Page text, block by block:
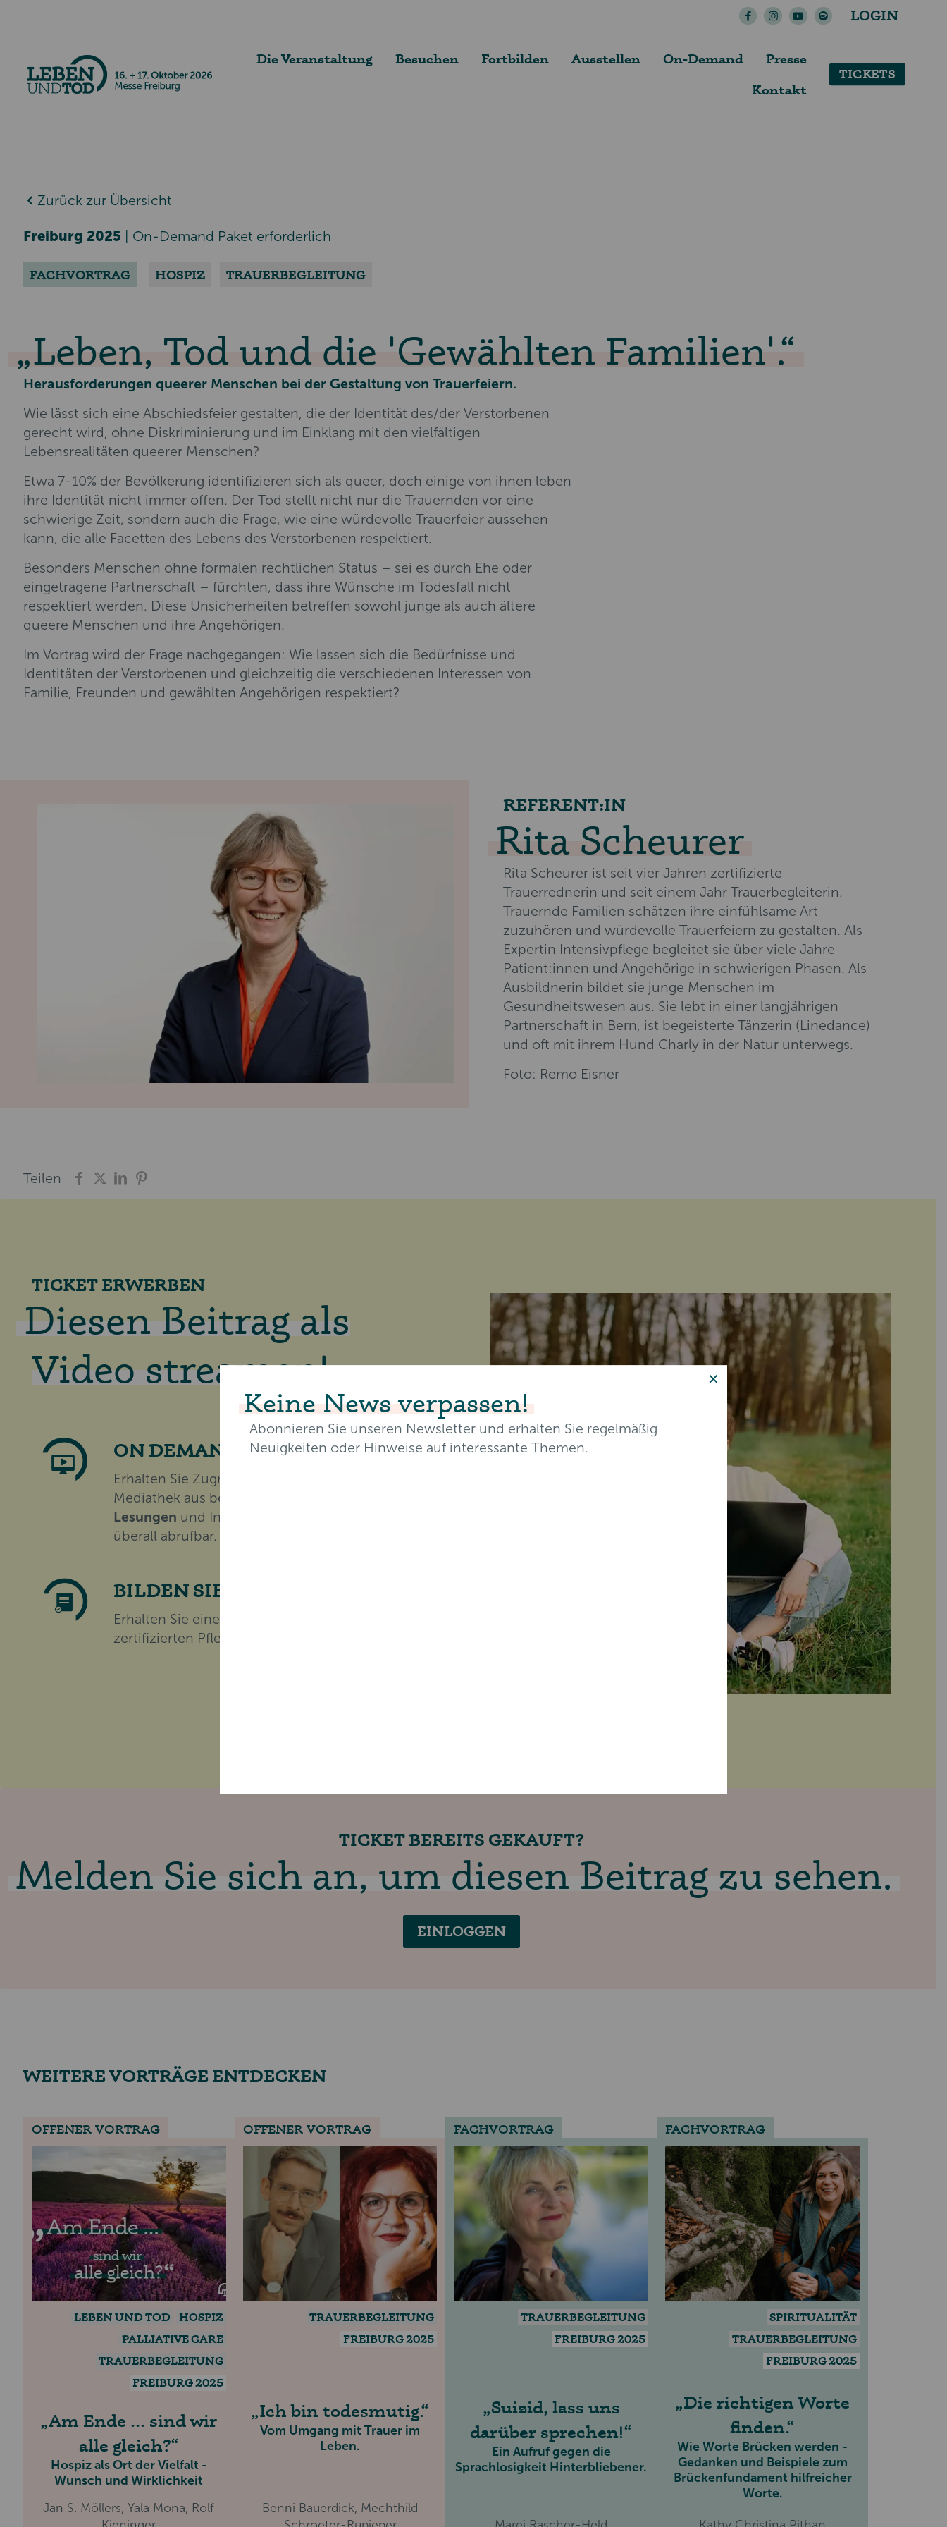
LOGIN
Die Veranstaltung Besuchen Fortbilden Ausstellen On-Demand
Presse
Kontakt
TICKETS
Zurück zur Übersicht
Freiburg 2025 On-Demand Paket erforderlich
FACHVORTRAG HOSPIZ TRAUERBEGLEITUNG
Leben, Tod und die 'Gewählten Familien'.
Herausforderungen queerer Menschen bei der Gestaltung von Trauerfeiern.
Wie lässt sich eine Abschiedsfeier gestalten, die der Identität des/der Verstorbenen
gerecht wird, ohne Diskriminierung und im Einklang mit den vielfältigen
Lebensrealitäten queerer Menschen?
Etwa 7-10% der Bevölkerung identifizieren sich als queer, doch einige von ihnen leben
ihre Identität nicht immer offen. Der Tod stellt nicht nur die Trauernden vor eine
schwierige Zeit, sondern auch die Frage, wie eine würdevolle Trauerfeier aussehen
kann, die alle Facetten des Lebens des Verstorbenen respektiert.
Besonders Menschen ohne formalen rechtlichen Status – sei es durch Ehe oder
eingetragene Partnerschaft – fürchten, dass ihre Wünsche im Todesfall nicht
respektiert werden. Diese Unsicherheiten betreffen sowohl junge als auch ältere
queere Menschen und ihre Angehörigen.
Im Vortrag wird der Frage nachgegangen: Wie lassen sich die Bedürfnisse und
Identitäten der Verstorbenen und gleichzeitig die verschiedenen Interessen von
Familie, Freunden und gewählten Angehörigen respektiert?
REFERENT:IN
Rita Scheurer
Rita Scheurer ist seit vier Jahren zertifizierte
Trauerrednerin und seit einem Jahr Trauerbegleiterin.
Trauernde Familien schätzen ihre einfühlsame Art
zuzuhören und würdevolle Trauerfeiern zu gestalten. Als
Expertin Intensivpflege begleitet sie über viele Jahre
Patient:innen und Angehörige in schwierigen Phasen. Als
Ausbildnerin bildet sie junge Menschen im
Gesundheitswesen aus. Sie lebt in einer langjährigen
Partnerschaft in Bern, ist begeisterte Tänzerin (Linedance)
und oft mit ihrem Hund Charly in der Natur unterwegs.
Foto: Remo Eisner
Teilen
TICKET ERWERBEN
Diesen Beitrag als
Video streamen!
ON DEMAND ZUGRIFF
Erhalten Sie Zugriff auf eine wachsende Video-
Mediathek aus bereits über
Lesungen und Interviews. Dauerhaft und von
überall abrufbar.
BILDEN SIE SICH FORT
Erhalten Sie eine Teilnahmebescheinigung mit
zertifizierten Pflegepunkten für die RbP.
TICKET BEREITS GEKAUFT?
Melden Sie sich an, um diesen Beitrag zu sehen.
EINLOGGEN
WEITERE VORTRÄGE ENTDECKEN
OFFENER VORTRAG
LEBEN UND TOD
HOSPIZ
PALLIATIVE CARE
TRAUERBEGLEITUNG
FREIBURG 2025
Am Ende ... sind wir
alle gleich?
Hospiz als Ort der Vielfalt -
Wunsch und Wirklichkeit
Jan S. Möllers, Yala Mona, Rolf
OFFENER VORTRAG
TRAUERBEGLEITUNG
FREIBURG 2025
Ich bin todesmutig.
Vom Umgang mit Trauer im
Leben.
Benni Bauerdick, Mechthild
FACHVORTRAG
TRAUERBEGLEITUNG
FREIBURG 2025
Suizid, lass uns
darüber sprechen!
Ein Aufruf gegen die
Sprachlosigkeit Hinterbliebener.
FACHVORTRAG
SPIRITUALITÄT
TRAUERBEGLEITUNG
FREIBURG 2025
Die richtigen Worte
finden.
Wie Worte Brücken werden -
Gedanken und Beispiele zum
Brückenfundament hilfreicher
Worte.
✕
Keine News verpassen!
Abonnieren Sie unseren Newsletter und erhalten Sie regelmäßig
Neuigkeiten oder Hinweise auf interessante Themen.